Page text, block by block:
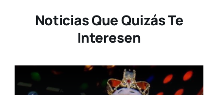
Noticias Que Quizás Te
Interesen